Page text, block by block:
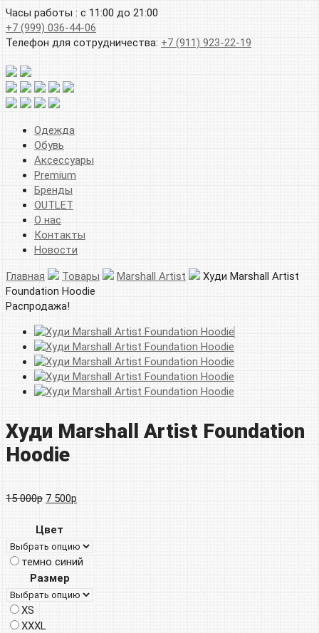
Часы работы : с 11:00 до 21:00
+7 (999) 036-44-06
Телефон для сотрудничества: +7 (911) 923-22-19
Одежда
Обувь
Аксессуары
Premium
Бренды
OUTLET
О нас
Контакты
Новости
Главная Товары Marshall Artist
Худи Marshall Artist
Foundation Hoodie
Распродажа!
Худи Marshall Artist Foundation
Hoodie
15 000р Первоначальная
составляла
000р.
7 500р
7
Цвет
темно синий
Размер
XS
XXXL